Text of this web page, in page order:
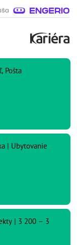
Pošta
| Ubytovanie
| 3 200 – 3